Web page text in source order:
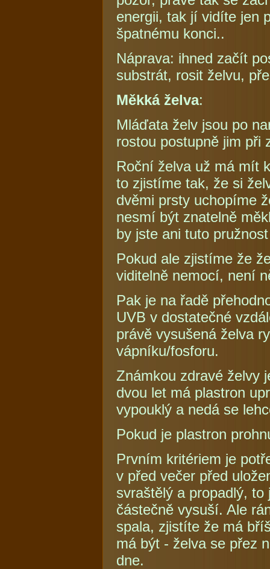
energii, tak jí vidíte jen
špatnému konci..
Náprava: ihned začít
substrát, rosit želvu,
Měkká želva:
Mláďata želv jsou po
rostou postupně jim při
Roční želva už má mít
to zjistíme tak, že si
dvěmi prsty uchopíme
nesmí být znatelně
by jste ani tuto
Pokud ale zjistíme že
viditelně nemocí, není
Pak je na řadě
UVB v dostatečné
právě vysušená želva
vápníku/fosforu.
Známkou zdravé želvy
dvou let má plastron
vypouklý a nedá se
Pokud je plastron
Prvním kritériem je
v před večer před
svraštělý a propadlý,
částečně vysuší. Ale
spala, zjistíte že má
má být - želva se přez
dne.